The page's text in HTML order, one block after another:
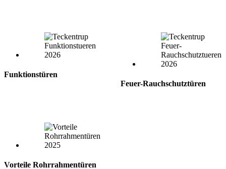
Funktionstüren
Feuer-Rauchschutztüren
Vorteile Rohrrahmentüren